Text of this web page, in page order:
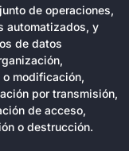
de operaciones,
automatizados, y
de datos
modificación,
por transmisión,
de acceso,
o destrucción.